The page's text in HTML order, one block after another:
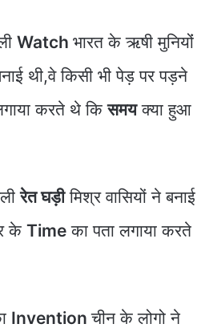
Watch भारत के ऋषी मुनियोंं
थी,वे किसी भी पेड़ पर पड़ने
करते थे किसमयक्‍या हुआ
रेत घड़ीमिश्र वासियों ने बनाई
के Time का पता लगाया करते
Inventionचीन के लोगो ने